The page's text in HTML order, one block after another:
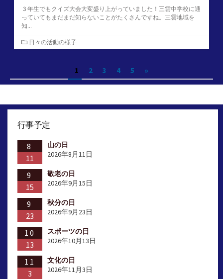
３年生でもクイズ大会大変盛り上がっていました！三雲中学校に通
っていてもまだまだ知らないことがたくさんですね。三雲地域を
知...
カ
テ
ー
日々の活動の様子
稿
ー
送
り
1 2 3 4 5 »
行事予定
8
11
山の日
2026年8月11日
9
15
敬老の日
2026年9月15日
9
23
秋分の日
2026年9月23日
10
13
スポーツの日
2026年10月13日
11
3
文化の日
2026年11月3日